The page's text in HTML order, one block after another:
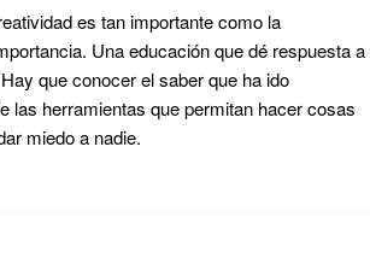
es tan importante como la
Una educación que dé respuesta a
que conocer el saber que ha ido
las herramientas que permitan hacer cosas
miedo a nadie.